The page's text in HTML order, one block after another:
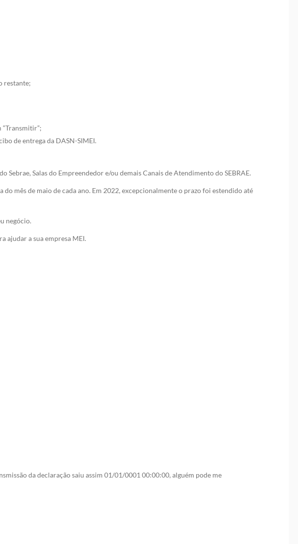
restante;
de entrega da DASN-SIMEI.
Salas do Empreendedor e/ou demais Canais de Atendimento do SEBRAE.
mês de maio de cada ano. Em 2022, excepcionalmente o prazo foi estendido até
negócio.
ajudar a sua empresa MEI.
da declaração saiu assim 01/01/0001 00:00:00, alguém pode me